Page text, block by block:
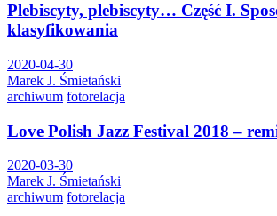
Plebiscyty, plebiscyty… Część I.
klasyfikowania
2020-04-30
Marek J. Śmietański
archiwum fotorelacja
Love Polish Jazz Festival 2018 –
2020-03-30
Marek J. Śmietański
archiwum fotorelacja